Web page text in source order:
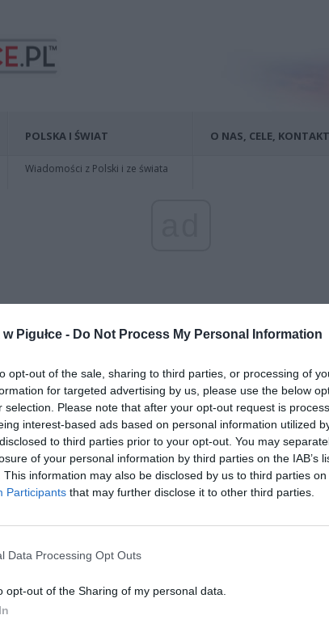
Pigułce - Do Not Process My Personal Information
opt-out of the sale, sharing to third parties, or processing of
for targeted advertising by us, please use the below
selection. Please note that after your opt-out request is
interest-based ads based on personal information utilized
to third parties prior to your opt-out. You may
of your personal information by third parties on the IAB’s
This information may also be disclosed by us to third parties on
Participants that may further disclose it to other third parties.
Data Processing Opt Outs
opt-out of the Sharing of my personal data.
POLSKA I ŚWIAT
Wiadomości z Polski i ze świata
O NAS, CELE, KONTAKT
straży miejskiej w Warszawie
PŁAKAŁO